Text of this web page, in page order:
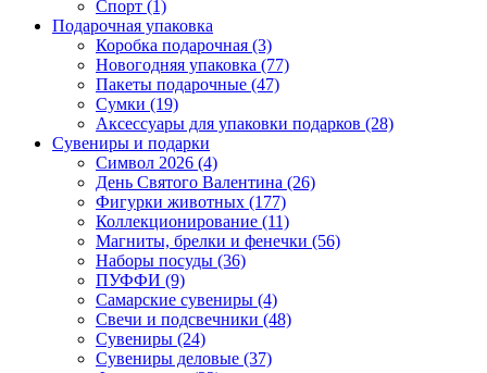
Спорт (1)
Подарочная упаковка
Коробка подарочная (3)
Новогодняя упаковка (77)
Пакеты подарочные (47)
Сумки (19)
Аксессуары для упаковки подарков (28)
Сувениры и подарки
Символ 2026 (4)
День Святого Валентина (26)
Фигурки животных (177)
Коллекционирование (11)
Магниты, брелки и фенечки (56)
Наборы посуды (36)
ПУФФИ (9)
Самарские сувениры (4)
Свечи и подсвечники (48)
Сувениры (24)
Сувениры деловые (37)